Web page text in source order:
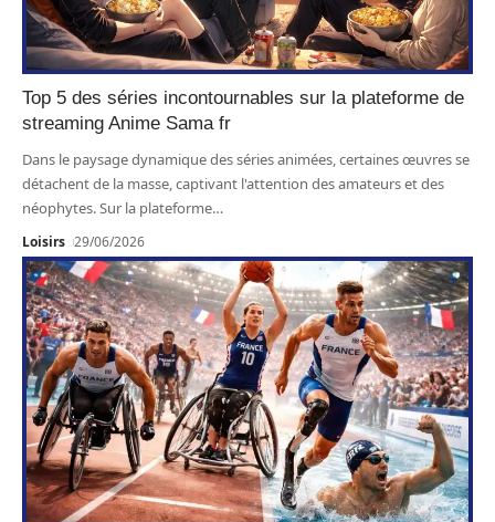
Top 5 des séries incontournables sur la plateforme de
streaming Anime Sama fr
Dans le paysage dynamique des séries animées, certaines œuvres se
détachent de la masse, captivant l'attention des amateurs et des
néophytes. Sur la plateforme…
Loisirs 29/06/2026